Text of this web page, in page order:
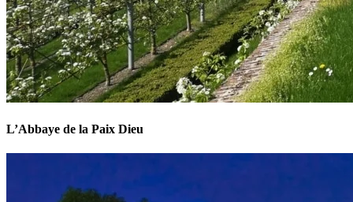
L’Abbaye de la Paix Dieu